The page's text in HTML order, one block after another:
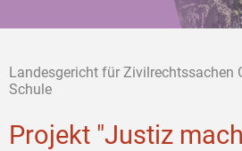
Landesgericht für Zivilrechtssachen
Schule
Projekt "Justiz